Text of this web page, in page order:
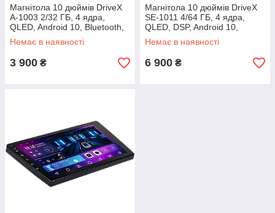
Магнітола 10 дюймів DriveX
A-1003 2/32 ГБ, 4 ядра,
QLED, Android 10, Bluetooth,
GPS, CarPlay, Android Auto
Немає в наявності
3 900 ₴
Магнітола 10 дюймів DriveX
SE-1011 4/64 ГБ, 4 ядра,
QLED, DSP, Android 10,
Bluetooth, GPS, CarPlay,
Android Auto
Немає в наявності
6 900 ₴